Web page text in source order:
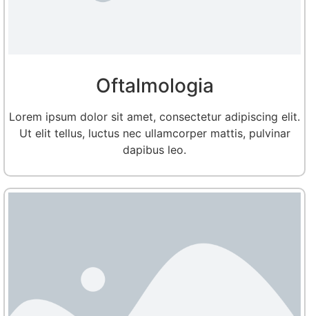
Oftalmologia
Lorem ipsum dolor sit amet, consectetur adipiscing elit.
Ut elit tellus, luctus nec ullamcorper mattis, pulvinar
dapibus leo.